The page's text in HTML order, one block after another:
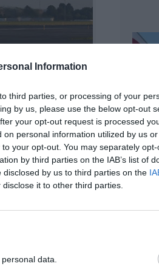
Information
third parties, or processing of your
by us, please use the below opt-out
your opt-out request is processed
personal information utilized by us
your opt-out. You may separately
by third parties on the IAB’s list of
by us to third parties on the
it to other third parties.
data.